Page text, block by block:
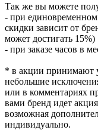
Так же вы можете
- при единовременном
скидки зависит от
может достигать 15%)
- при заказе часов в
* в акции принимают
небольшие
или в комментариях
вами бренд идет
возможная
индивидуально.